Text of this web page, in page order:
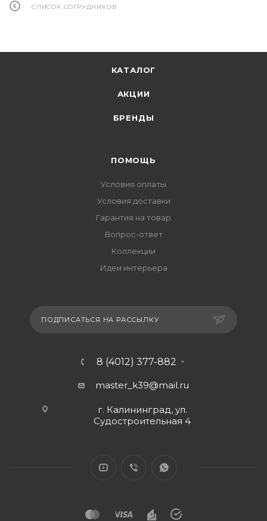
СПИСОК СОТРУДНИКОВ
КАТАЛОГ
АКЦИИ
БРЕНДЫ
ПОМОЩЬ
Условия оплаты
Условия доставки
Гарантия на товар
Вопрос-ответ
Коллекции
Идеи интерьера
ПОДПИСАТЬСЯ НА РАССЫЛКУ
8 (4012) 377-882
master_k39@mail.ru
г. Калининград, ул.
Судостроительная 4